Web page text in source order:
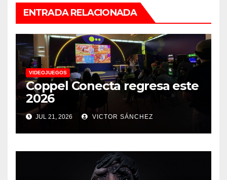
ENTRADA RELACIONADA
VIDEOJUEGOS
Coppel Conecta regresa este
2026
JUL 21, 2026 VICTOR SÁNCHEZ